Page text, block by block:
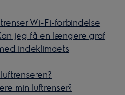
Wi-Fi-forbindelse
jeg få en længere graf
indeklimaets
min luftrenser?